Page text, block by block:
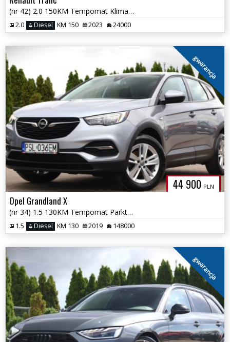
(nr 42) 2.0 150KM Tempomat Klima Bluetooth Gwarancja!!!
2.0 Diesel KM 150 2023 24000
44 900 PLN
gwarancja
Opel Grandland X
(nr 34) 1.5 130KM Tempomat Parktronik Kamera Klima Gwarancja!!!
1.5 Diesel KM 130 2019 148000
gwarancja